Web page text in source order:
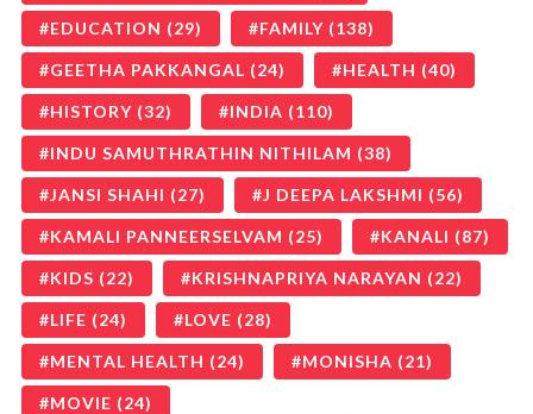
EDUCATION (29) FAMILY (138)
GEETHA PAKKANGAL (24) HEALTH (40)
HISTORY (32) INDIA (110)
INDU SAMUTHRATHIN NITHILAM (38)
JANSI SHAHI (27) J DEEPA LAKSHMI (56)
KAMALI PANNEERSELVAM (25) KANALI (87)
KIDS (22) KRISHNAPRIYA NARAYAN (22)
LIFE (24) LOVE (28)
MENTAL HEALTH (24) MONISHA (21)
MOVIE (24)